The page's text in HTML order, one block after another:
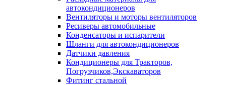
автокондиционеров
Вентиляторы и моторы вентиляторов
Ресиверы автомобильные
Конденсаторы и испарители
Шланги для автокондиционеров
Датчики давления
Кондиционеры для Тракторов,
Погрузчиков,Экскаваторов
Фитинг стальной